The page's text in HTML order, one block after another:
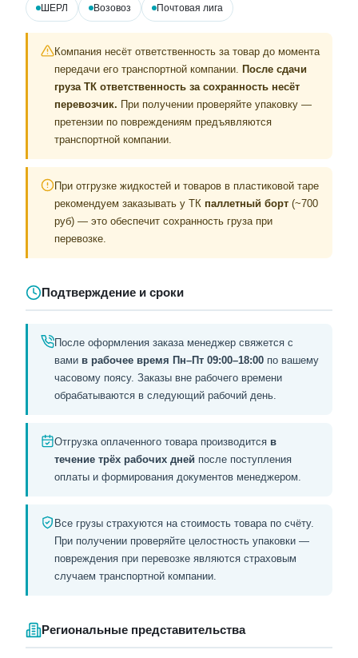
ШЕРЛ Возовоз Почтовая лига
Компания несёт ответственность за товар до момента
передачи его транспортной компании. После сдачи
груза ТК ответственность за сохранность несёт
перевозчик. При получении проверяйте упаковку —
претензии по повреждениям предъявляются
транспортной компании.
При отгрузке жидкостей и товаров в пластиковой таре
рекомендуем заказывать у ТК паллетный борт (~700
руб) — это обеспечит сохранность груза при
перевозке.
Подтверждение и сроки
После оформления заказа менеджер свяжется с
вами в рабочее время Пн–Пт 09:00–18:00 по вашему
часовому поясу. Заказы вне рабочего времени
обрабатываются в следующий рабочий день.
Отгрузка оплаченного товара производится в
течение трёх рабочих дней после поступления
оплаты и формирования документов менеджером.
Все грузы страхуются на стоимость товара по счёту.
При получении проверяйте целостность упаковки —
повреждения при перевозке являются страховым
случаем транспортной компании.
Региональные представительства